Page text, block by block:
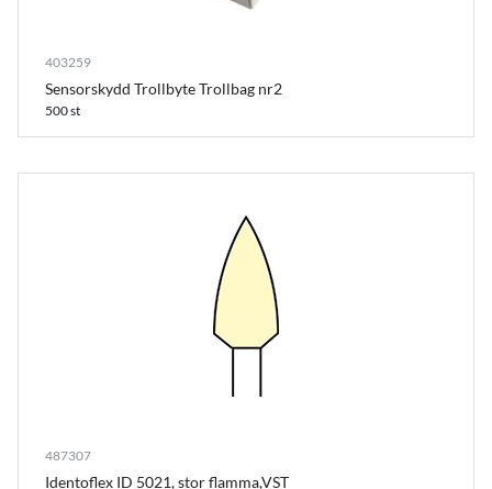
403259
Sensorskydd Trollbyte Trollbag nr2
500 st
487307
Identoflex ID 5021, stor flamma,VST